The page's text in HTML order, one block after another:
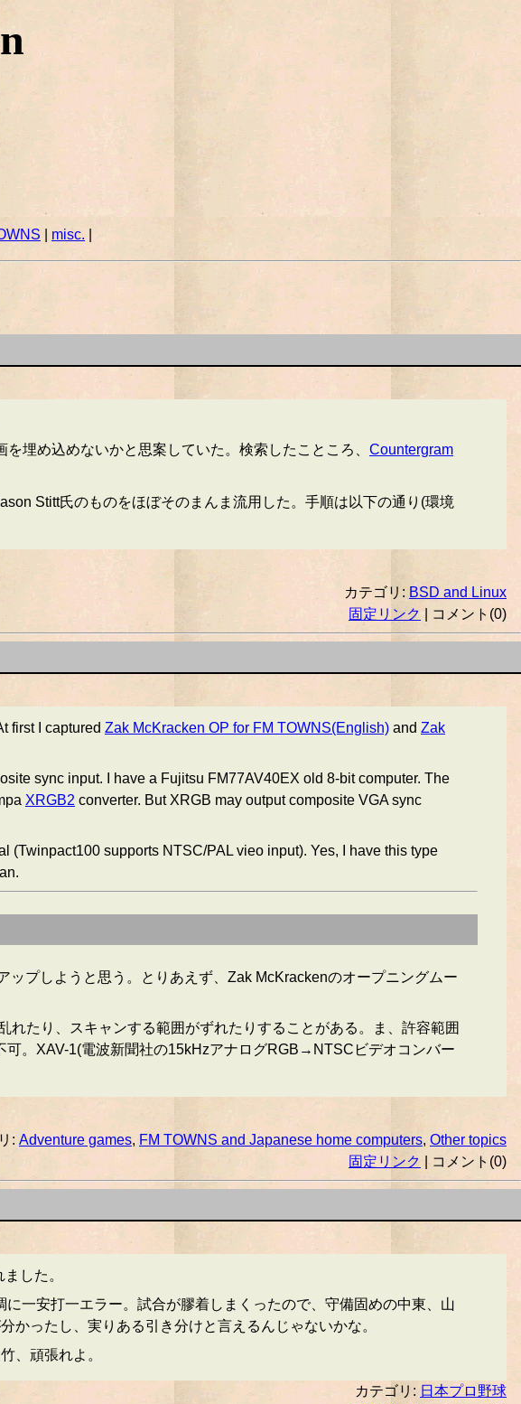
misc.
埋め込めないかと思案していた。検索したこところ、 Countergram
Stitt氏のものをほぼそのまんま流用した。手順は以下の通り(環境
カテゴリ: BSD and Linux
固定リンク
| コメント(0)
first I captured Zak McKracken OP for FM TOWNS(English) and Zak
sync input. I have a Fujitsu FM77AV40EX old 8-bit computer. The
XRGB2 converter. But XRGB may output composite VGA sync
(Twinpact100 supports NTSC/PAL vieo input). Yes, I have this type
プしようと思う。とりあえず、Zak McKrackenのオープニングムー
たり、スキャンする範囲がずれたりすることがある。ま、許容範囲
可。XAV-1(電波新聞社の15kHzアナログRGB→NTSCビデオコンバー
: Adventure games, FM TOWNS and Japanese home computers, Other topics
固定リンク
| コメント(0)
した。
一安打一エラー。試合が膠着しまくったので、守備固めの中東、山
ったし、実りある引き分けと言えるんじゃないかな。
、頑張れよ。
カテゴリ: 日本プロ野球